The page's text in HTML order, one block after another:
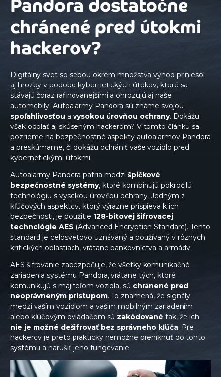
Pandora dostatočne
chránené pred útokmi
hackerov?
Digitálny svet so sebou okrem množstva výhod priniesol
aj hrozby v podobe kybernetických útokov, ktoré sa
stávajú čoraz rafinovanejšími a ohrozujú aj naše
automobily. Autoalarmy Pandora sú známe svojou
spoľahlivosťou a vysokou úrovňou ochrany. Dokážu
však odolať aj skúseným hackerom? V tomto článku sa
pozrieme na bezpečnostné aspekty autoalarmov Pandora
a preskúmame, či dokážu ochrániť vaše vozidlo pred
kybernetickými útokmi.
Autoalarmy Pandora patria medzi špičkové
bezpečnostné systémy, ktoré kombinujú pokročilú
technológiu s vysokou úrovňou ochrany. Jedným z
kľúčových aspektov, ktorý výrazne prispieva k ich
bezpečnosti, je použitie 128-bitovej šifrovacej
technológie AES (Advanced Encryption Standard). Tento
štandard je celosvetovo uznávaný a používaný v rôznych
kritických oblastiach, vrátane bankovníctva a armády.
AES šifrovanie zabezpečuje, že všetky komunikačné
zariadenia systému Pandora, vrátane tých, ktoré
komunikujú s majiteľom vozidla, sú chránené pred
neoprávneným prístupom. To znamená, že signály
medzi vaším vozidlom a vašim mobilným zariadením
alebo kľúčovým ovládačom sú zakódované tak, že ich
nie je možné dešifrovať bez správneho kľúča. Pre
hackerov je preto prakticky nemožné preniknúť do tohto
systému a narušiť jeho fungovanie.